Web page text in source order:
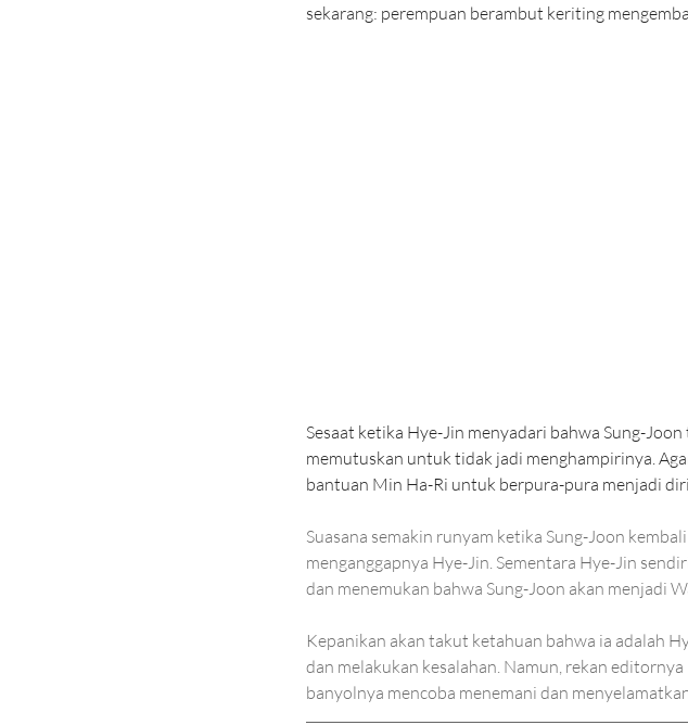
sekarang: perempuan berambut keriting
Sesaat ketika Hye-Jin menyadari bahwa Sung-
memutuskan untuk tidak jadi menghampirinya.
bantuan Min Ha-Ri untuk berpura-pura menjadi
Suasana semakin runyam ketika Sung-Joon
menganggapnya Hye-Jin. Sementara Hye-Jin
dan menemukan bahwa Sung-Joon akan menjadi
Kepanikan akan takut ketahuan bahwa ia adalah
dan melakukan kesalahan. Namun, rekan
banyolnya mencoba menemani dan